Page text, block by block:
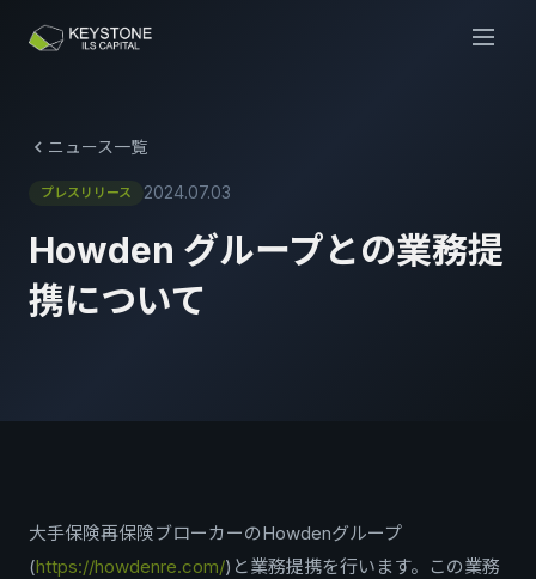
ニュース一覧
プレスリリース 2024.07.03
Howden グループとの業務提
携について
大手保険再保険ブローカーのHowdenグループ
(https://howdenre.com/)と業務提携を行います。この業務